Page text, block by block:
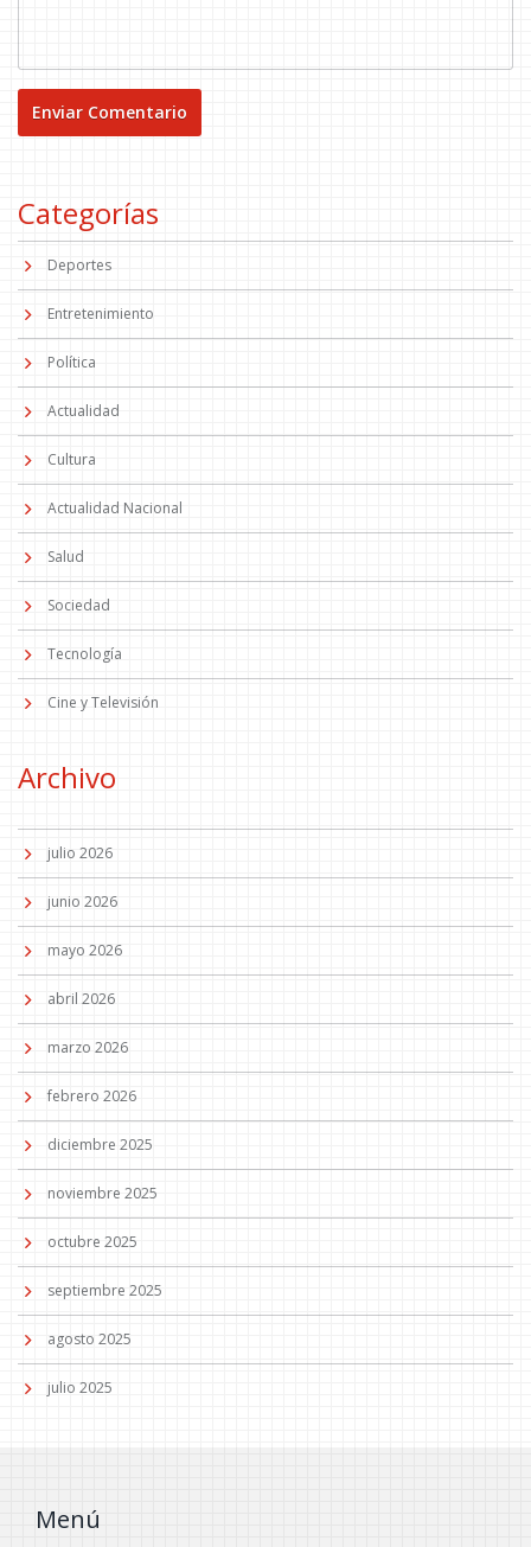
Categorías
Deportes
Entretenimiento
Política
Actualidad
Cultura
Actualidad Nacional
Salud
Sociedad
Tecnología
Cine y Televisión
Archivo
julio 2026
junio 2026
mayo 2026
abril 2026
marzo 2026
febrero 2026
diciembre 2025
noviembre 2025
octubre 2025
septiembre 2025
agosto 2025
julio 2025
Menú